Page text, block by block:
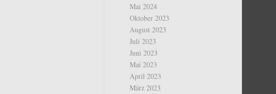
Mai 2024
Oktober 2023
August 2023
Juli 2023
Juni 2023
Mai 2023
April 2023
März 2023